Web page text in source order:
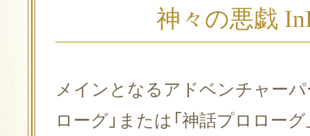
神々の悪戯
メインとなるアドベンチャーパ
ローグ」または「神話プロロー